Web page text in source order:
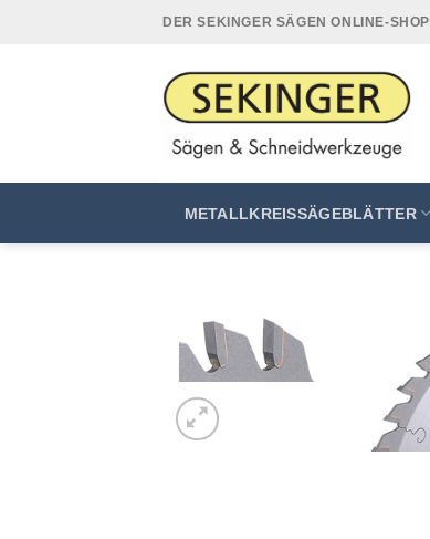
DER SEKINGER SÄGEN ONLINE-SHOP
METALLKREISSÄGEBLÄTTER